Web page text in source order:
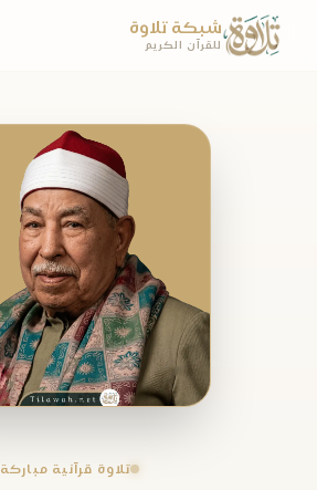
شبكة تلاوة
للقرآن الكريم
تلاوة قرآنية مباركة